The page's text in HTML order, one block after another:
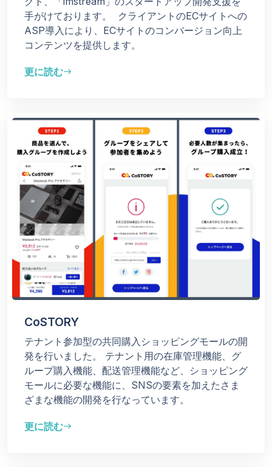
手がけております。
クライアントのECサイトへの
ASP導入により、ECサイトのコンバージョン向上
コンテンツを提供します。
更に読むeast
CoSTORY
テナント参加型の共同購⼊ショッピングモールの開
発を行いました。 テナント用の在庫管理機能、グ
ループ購入機能、配送管理機能など、ショッピング
モールに必要な機能に、SNSの要素を加えたさま
ざまな機能の開発を行なっています。
更に読むeast